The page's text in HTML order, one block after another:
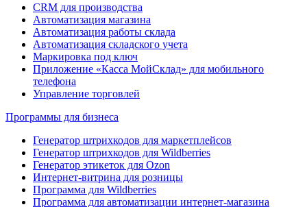
CRM для производства
Автоматизация магазина
Автоматизация работы склада
Автоматизация складского учета
Маркировка под ключ
Приложение «Касса МойСклад» для мобильного
телефона
Управление торговлей
Программы для бизнеса
Генератор штрихкодов для маркетплейсов
Генератор штрихкодов для Wildberries
Генератор этикеток для Ozon
Интернет-витрина для розницы
Программа для Wildberries
Программа для автоматизации интернет-магазина